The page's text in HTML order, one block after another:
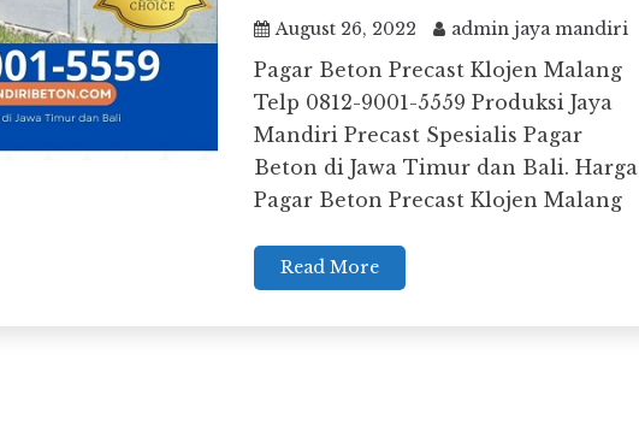
August 26, 2022 admin jaya mandiri
Pagar Beton Precast Klojen Malang
Telp 0812-9001-5559 Produksi Jaya
Mandiri Precast Spesialis Pagar
Beton di Jawa Timur dan Bali. Harga
Pagar Beton Precast Klojen Malang
Read More